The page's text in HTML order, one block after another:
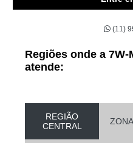
(11)
Regiões onde a 7W-
atende:
REGIÃO
CENTRAL